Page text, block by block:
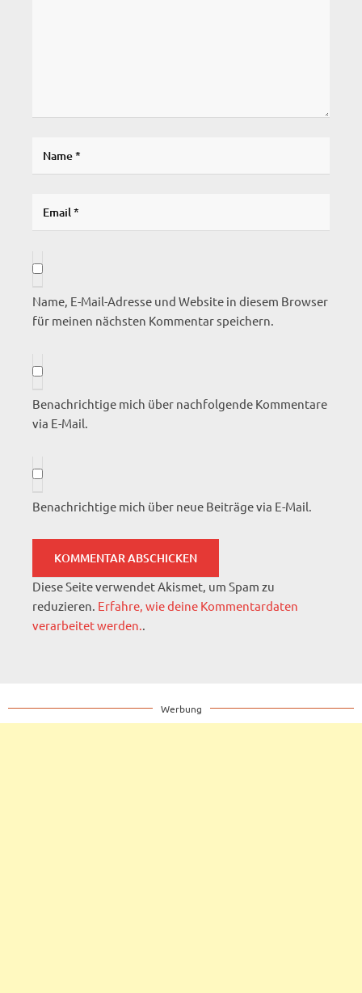
Name, E-Mail-Adresse und Website in diesem Browser
für meinen nächsten Kommentar speichern.
Benachrichtige mich über nachfolgende Kommentare
via E-Mail.
Benachrichtige mich über neue Beiträge via E-Mail.
Diese Seite verwendet Akismet, um Spam zu
reduzieren. Erfahre, wie deine Kommentardaten
verarbeitet werden..
Werbung